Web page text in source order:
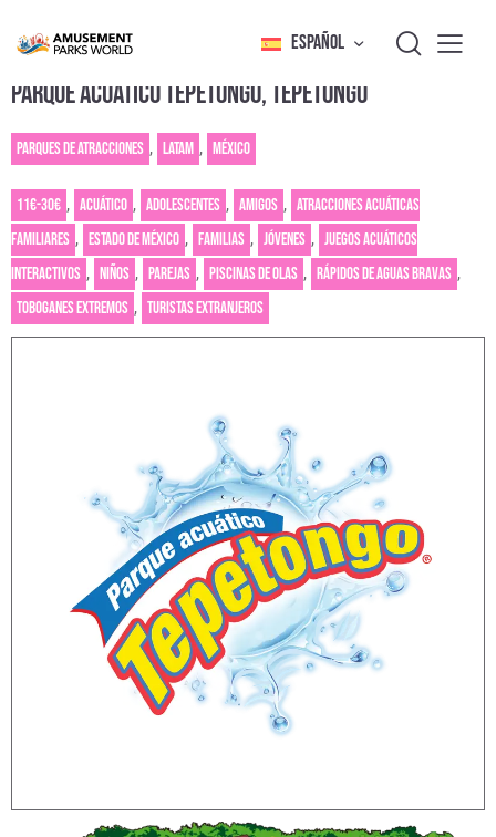
ESPAÑOL
PARQUE ACUÁTICO TEPETONGO, TEPETONGO
Parques de atracciones , LATAM , México
11€-30€ , Acuático , Adolescentes , Amigos , Atracciones acuáticas
familiares , Estado de México , Familias , Jóvenes , Juegos acuáticos
interactivos , Niños , Parejas , Piscinas de olas , Rápidos de aguas bravas ,
Toboganes extremos , Turistas extranjeros